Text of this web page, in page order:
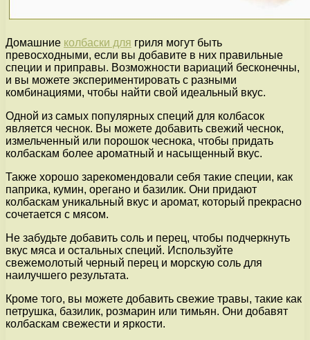
Домашние колбаски для гриля могут быть
превосходными, если вы добавите в них правильные
специи и приправы. Возможности вариаций бесконечны,
и вы можете экспериментировать с разными
комбинациями, чтобы найти свой идеальный вкус.
Одной из самых популярных специй для колбасок
является чеснок. Вы можете добавить свежий чеснок,
измельченный или порошок чеснока, чтобы придать
колбаскам более ароматный и насыщенный вкус.
Также хорошо зарекомендовали себя такие специи, как
паприка, кумин, орегано и базилик. Они придают
колбаскам уникальный вкус и аромат, который прекрасно
сочетается с мясом.
Не забудьте добавить соль и перец, чтобы подчеркнуть
вкус мяса и остальных специй. Используйте
свежемолотый черный перец и морскую соль для
наилучшего результата.
Кроме того, вы можете добавить свежие травы, такие как
петрушка, базилик, розмарин или тимьян. Они добавят
колбаскам свежести и яркости.